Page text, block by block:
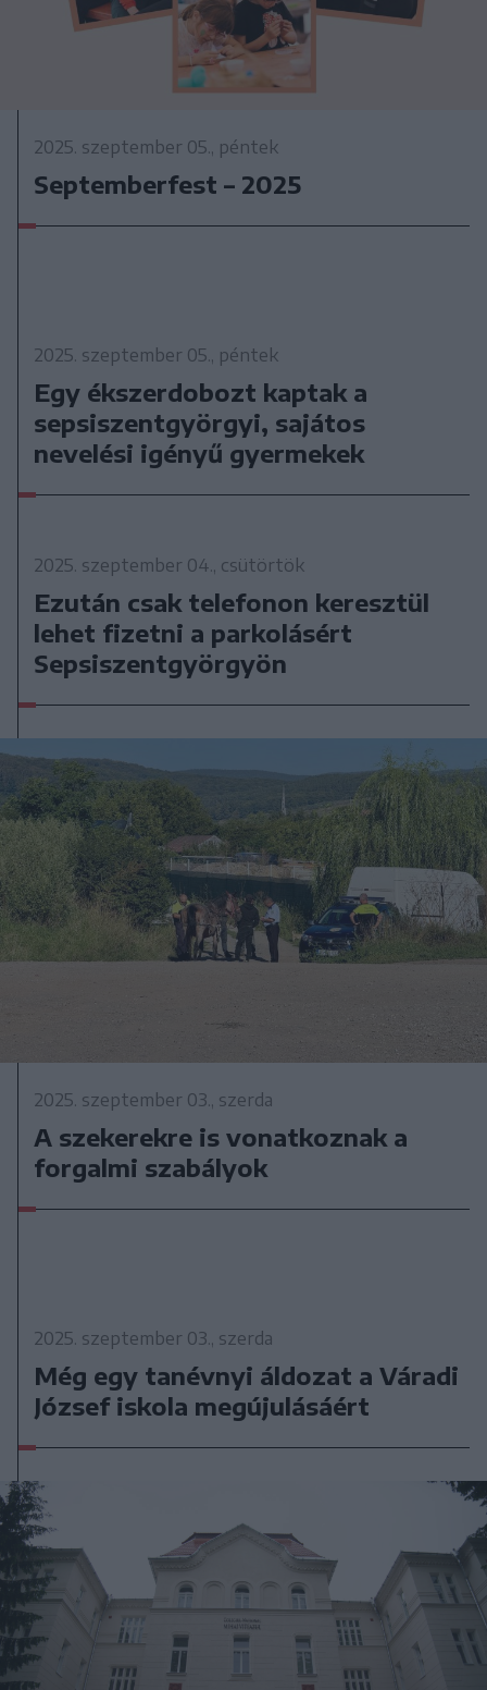
2025. szeptember 05., péntek
Septemberfest – 2025
2025. szeptember 05., péntek
Egy ékszerdobozt kaptak a
sepsiszentgyörgyi, sajátos
nevelési igényű gyermekek
2025. szeptember 04., csütörtök
Ezután csak telefonon keresztül
lehet fizetni a parkolásért
Sepsiszentgyörgyön
2025. szeptember 03., szerda
A szekerekre is vonatkoznak a
forgalmi szabályok
2025. szeptember 03., szerda
Még egy tanévnyi áldozat a Váradi
József iskola megújulásáért